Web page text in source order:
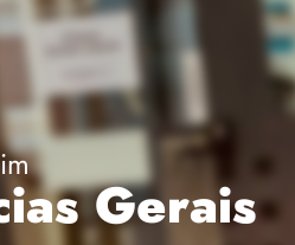
Gerais